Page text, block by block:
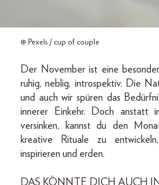
@ Pexels / cup of couple
Der November ist eine
ruhig, neblig, introspektiv. Die
und auch wir spüren das
innerer Einkehr. Doch anstatt
versinken, kannst du den
kreative Rituale zu
inspirieren und erden.
DAS KÖNNTE DICH AUCH